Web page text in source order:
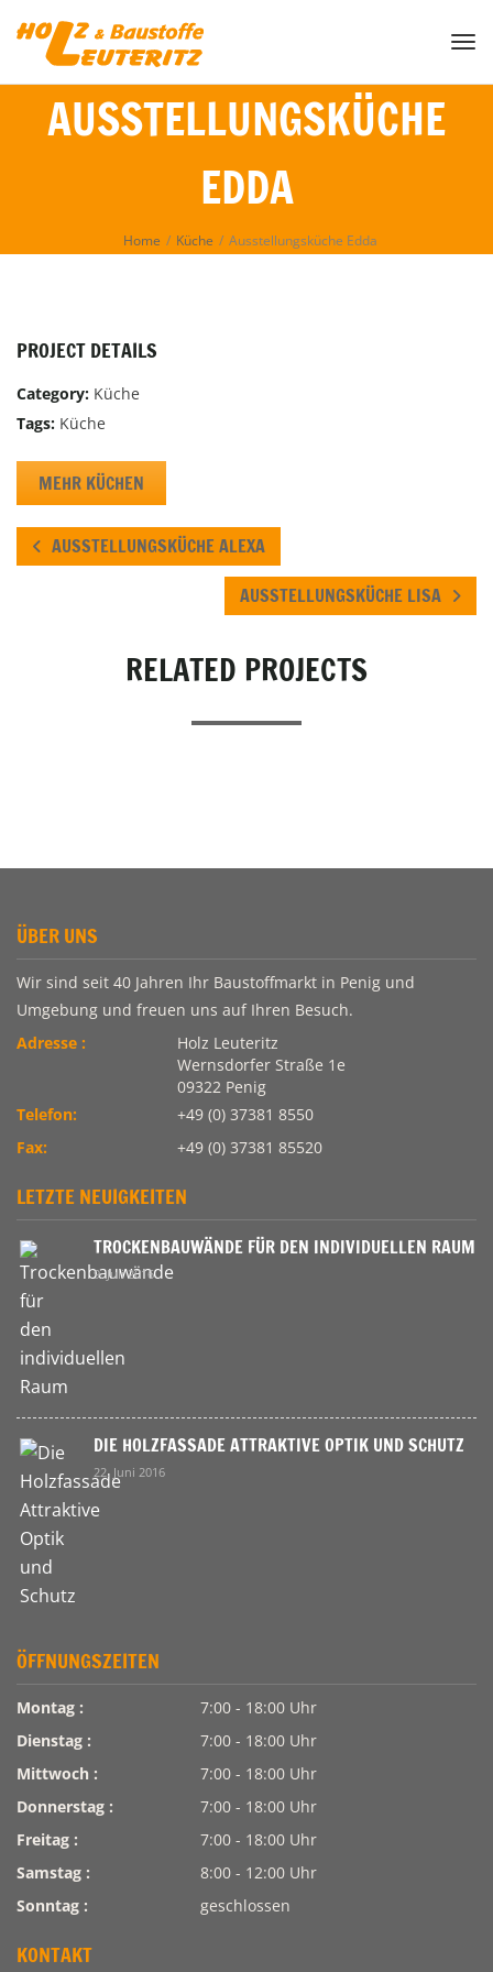
AUSSTELLUNGSKÜCHE
EDDA
Home / Küche / Ausstellungsküche Edda
PROJECT DETAILS
Category: Küche
Tags: Küche
MEHR KÜCHEN
AUSSTELLUNGSKÜCHE ALEXA
AUSSTELLUNGSKÜCHE LISA
RELATED PROJECTS
ÜBER UNS
Wir sind seit 40 Jahren Ihr Baustoffmarkt in Penig und
Umgebung und freuen uns auf Ihren Besuch.
Adresse :
Holz Leuteritz
Wernsdorfer Straße 1e
09322 Penig
Telefon:
+49 (0) 37381 8550
Fax:
+49 (0) 37381 85520
LETZTE NEUIGKEITEN
TROCKENBAUWÄNDE FÜR DEN INDIVIDUELLEN RAUM
9. Juli 2016
DIE HOLZFASSADE ATTRAKTIVE OPTIK UND SCHUTZ
22. Juni 2016
ÖFFNUNGSZEITEN
Montag :
7:00 - 18:00 Uhr
Dienstag :
7:00 - 18:00 Uhr
Mittwoch :
7:00 - 18:00 Uhr
Donnerstag :
7:00 - 18:00 Uhr
Freitag :
7:00 - 18:00 Uhr
Samstag :
8:00 - 12:00 Uhr
Sonntag :
geschlossen
KONTAKT